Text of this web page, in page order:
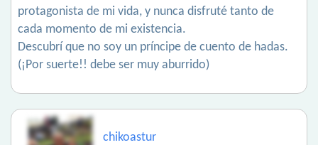
protagonista de mi vida, y nunca disfruté tanto de
cada momento de mi existencia.
Descubrí que no soy un príncipe de cuento de hadas.
(¡Por suerte!! debe ser muy aburrido)
chikoastur